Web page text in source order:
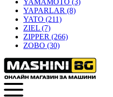
YAMAMOTO (3)
YAPARLAR (8)
YATO (211)
ZIEL (7)
ZIPPER (266)
ZOBO (30)